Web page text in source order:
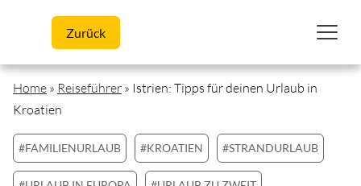
Zurück
Home » Reiseführer » Istrien: Tipps für deinen Urlaub in
Kroatien
#FAMILIENURLAUB #KROATIEN #STRANDURLAUB